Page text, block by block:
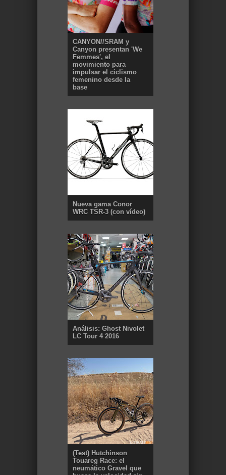
CANYON//SRAM y
Canyon presentan 'We
Femmes', el
movimiento para
impulsar el ciclismo
femenino desde la
base
Nueva gama Conor
WRC TSR-3 (con vídeo)
Análisis: Ghost Nivolet
LC Tour 4 2016
(Test) Hutchinson
Touareg Race: el
neumático Gravel que